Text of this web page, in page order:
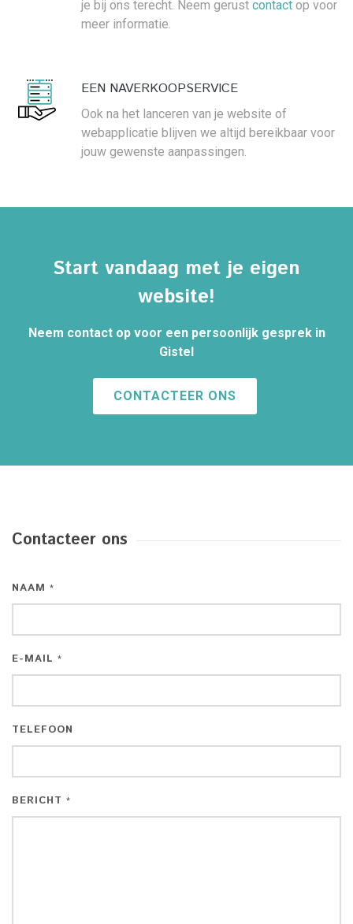
je bij ons terecht. Neem gerust contact op voor
meer informatie.
EEN NAVERKOOPSERVICE
Ook na het lanceren van je website of
webapplicatie blijven we altijd bereikbaar voor
jouw gewenste aanpassingen.
Start vandaag met je eigen
website!
Neem contact op voor een persoonlijk gesprek in
Gistel
CONTACTEER ONS
Contacteer ons
NAAM *
E-MAIL *
TELEFOON
BERICHT *